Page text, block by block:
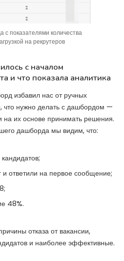
с показателями количества
на рекрутеров
с началом
и что показала аналитика
избавил нас от ручных
что нужно делать с дашбордом —
на их основе принимать решения.
дашборда мы видим, что:
ответили на первое сообщение;
48%.
отказа от вакансии,
и наиболее эффективные.